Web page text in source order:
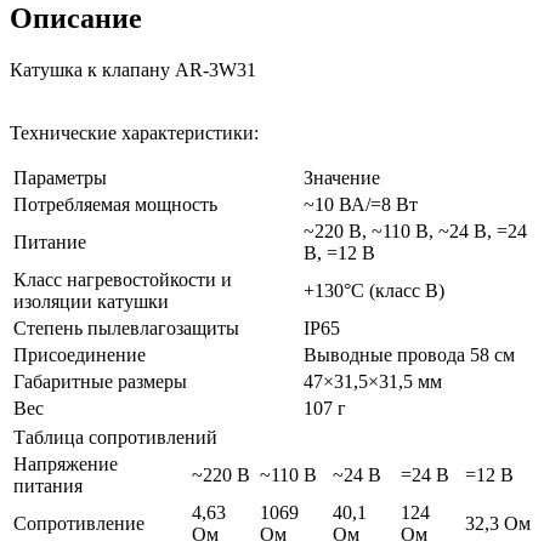
Описание
Катушка к клапану AR-3W31
Технические характеристики:
Параметры
Значение
Потребляемая мощность
~10 ВА/=8 Вт
Питание
~220 В, ~110 В, ~24 В, =24
В, =12 В
Класс нагревостойкости и
изоляции катушки
+130°C (класс B)
Степень пылевлагозащиты
IP65
Присоединение
Выводные провода 58 см
Габаритные размеры
47×31,5×31,5 мм
Вес
107 г
Таблица сопротивлений
Напряжение
питания
~220 В ~110 В ~24 В =24 В =12 В
Сопротивление
4,63
Ом
1069
Ом
40,1
Ом
124
Ом
32,3 Ом